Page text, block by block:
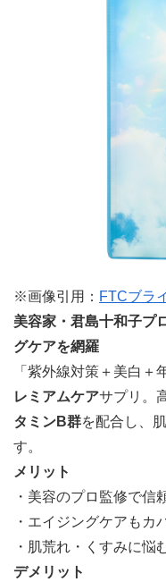
※画像引用： FTCブラ
美容家・君島十和子プ
グケアを網羅
「紫外線対策＋美白
レミアムケアサプリ。
タミンB群を配合し、
す。
メリット
・美容のプロ監修で信
・エイジングケアもカ
・肌荒れ・くすみに悩
デメリット